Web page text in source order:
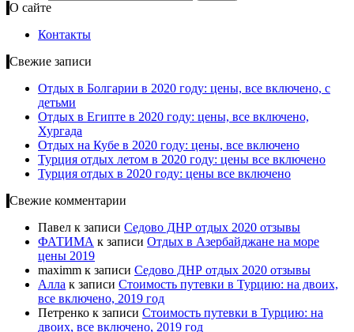
О сайте
Контакты
Свежие записи
Отдых в Болгарии в 2020 году: цены, все включено, с
детьми
Отдых в Египте в 2020 году: цены, все включено,
Хургада
Отдых на Кубе в 2020 году: цены, все включено
Турция отдых летом в 2020 году: цены все включено
Турция отдых в 2020 году: цены все включено
Свежие комментарии
Павел к записи Cедово ДНР отдых 2020 отзывы
ФАТИМА к записи Отдых в Азербайджане на море
цены 2019
maximm к записи Cедово ДНР отдых 2020 отзывы
Алла к записи Стоимость путевки в Турцию: на двоих,
все включено, 2019 год
Петренко к записи Стоимость путевки в Турцию: на
двоих, все включено, 2019 год